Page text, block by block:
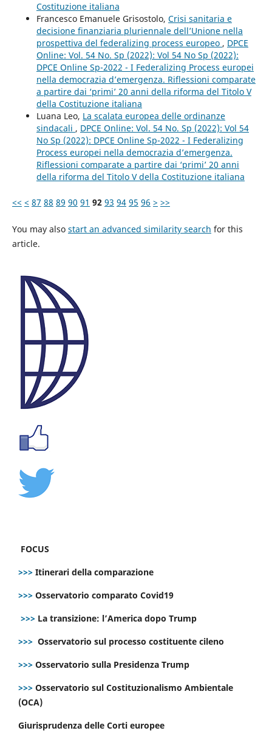
Costituzione italiana
Francesco Emanuele Grisostolo, Crisi sanitaria e
decisione finanziaria pluriennale dell’Unione nella
prospettiva del federalizing process europeo , DPCE
Online: Vol. 54 No. Sp (2022): Vol 54 No Sp (2022):
DPCE Online Sp-2022 - I Federalizing Process europei
nella democrazia d’emergenza. Riflessioni comparate
a partire dai ‘primi’ 20 anni della riforma del Titolo V
della Costituzione italiana
Luana Leo, La scalata europea delle ordinanze
sindacali , DPCE Online: Vol. 54 No. Sp (2022): Vol 54
No Sp (2022): DPCE Online Sp-2022 - I Federalizing
Process europei nella democrazia d’emergenza.
Riflessioni comparate a partire dai ‘primi’ 20 anni
della riforma del Titolo V della Costituzione italiana
<< < 87 88 89 90 91 92 93 94 95 96 > >>
You may also start an advanced similarity search for this
article.
FOCUS
>>> Itinerari della comparazione
>>> Osservatorio comparato Covid19
>>> La transizione: l’America dopo Trump
>>> Osservatorio sul processo costituente cileno
>>> Osservatorio sulla Presidenza Trump
>>> Osservatorio sul Costituzionalismo Ambientale
(OCA)
Giurisprudenza delle Corti europee